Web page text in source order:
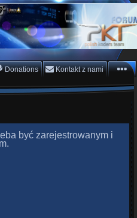
Donations Kontakt z nami
być zarejestrowanym i